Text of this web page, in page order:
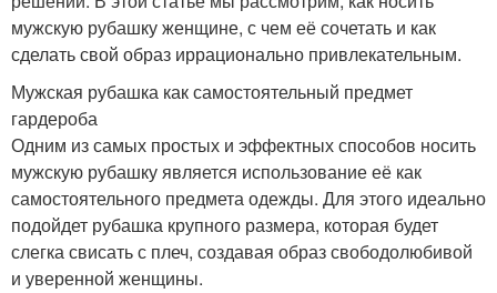
мужскую рубашку женщине, с чем её сочетать и как
сделать свой образ иррационально привлекательным.
Мужская рубашка как самостоятельный предмет
гардероба
Одним из самых простых и эффектных способов носить
мужскую рубашку является использование её как
самостоятельного предмета одежды. Для этого идеально
подойдет рубашка крупного размера, которая будет
слегка свисать с плеч, создавая образ свободолюбивой
и уверенной женщины.